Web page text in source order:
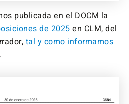
publicada en el DOCM la
de 2025 en CLM, del
tal y como informamos
.